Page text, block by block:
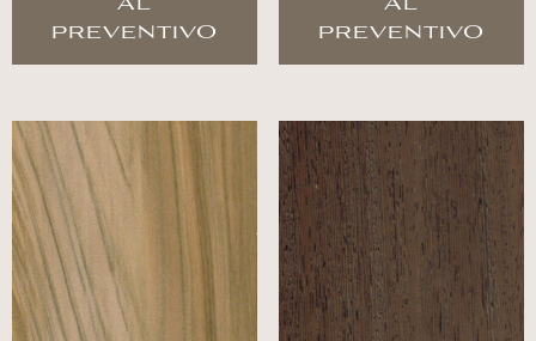
preventivo
preventivo